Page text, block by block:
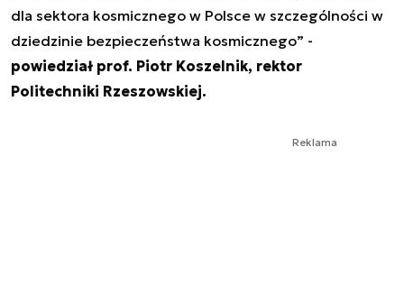
dla sektora kosmicznego w Polsce w szczególności w
dziedzinie bezpieczeństwa kosmicznego” -
powiedział prof. Piotr Koszelnik, rektor
Politechniki Rzeszowskiej.
Reklama